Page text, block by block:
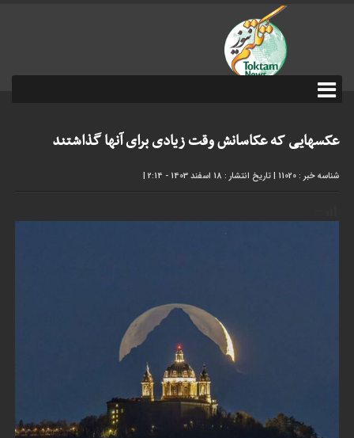
عکسهایی که عکاسانش وقت زیادی برای آنها گذاشتند
شناسه خبر : 11020 |تاریخ انتشار : 18 اسفند 1403 - 2:14 |